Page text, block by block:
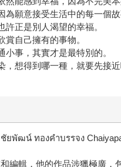
為願意接受生活中的每一個故
許正是別人渴望的幸福。
賞自己擁有的事物。
小事，其實才是最特別的。
，想得到哪一種，就要先接近
ชัยพัฒน์ ทองคำบรรจง
編輯，他的作品涉獵極廣，